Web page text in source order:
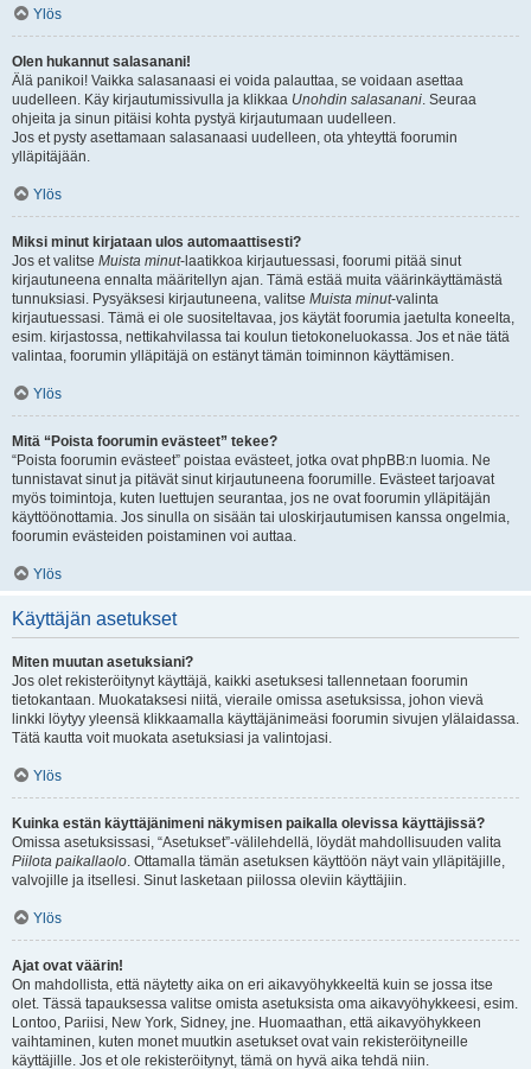
Ylös
Olen hukannut salasanani!
Älä panikoi! Vaikka salasanaasi ei voida palauttaa, se voidaan asettaa
uudelleen. Käy kirjautumissivulla ja klikkaa Unohdin salasanani. Seuraa
ohjeita ja sinun pitäisi kohta pystyä kirjautumaan uudelleen.
Jos et pysty asettamaan salasanaasi uudelleen, ota yhteyttä foorumin
ylläpitäjään.
Ylös
Miksi minut kirjataan ulos automaattisesti?
Jos et valitse Muista minut-laatikkoa kirjautuessasi, foorumi pitää sinut
kirjautuneena ennalta määritellyn ajan. Tämä estää muita väärinkäyttämästä
tunnuksiasi. Pysyäksesi kirjautuneena, valitse Muista minut-valinta
kirjautuessasi. Tämä ei ole suositeltavaa, jos käytät foorumia jaetulta koneelta,
esim. kirjastossa, nettikahvilassa tai koulun tietokoneluokassa. Jos et näe tätä
valintaa, foorumin ylläpitäjä on estänyt tämän toiminnon käyttämisen.
Ylös
Mitä “Poista foorumin evästeet” tekee?
“Poista foorumin evästeet” poistaa evästeet, jotka ovat phpBB:n luomia. Ne
tunnistavat sinut ja pitävät sinut kirjautuneena foorumille. Evästeet tarjoavat
myös toimintoja, kuten luettujen seurantaa, jos ne ovat foorumin ylläpitäjän
käyttöönottamia. Jos sinulla on sisään tai uloskirjautumisen kanssa ongelmia,
foorumin evästeiden poistaminen voi auttaa.
Ylös
Käyttäjän asetukset
Miten muutan asetuksiani?
Jos olet rekisteröitynyt käyttäjä, kaikki asetuksesi tallennetaan foorumin
tietokantaan. Muokataksesi niitä, vieraile omissa asetuksissa, johon vievä
linkki löytyy yleensä klikkaamalla käyttäjänimeäsi foorumin sivujen ylälaidassa.
Tätä kautta voit muokata asetuksiasi ja valintojasi.
Ylös
Kuinka estän käyttäjänimeni näkymisen paikalla olevissa käyttäjissä?
Omissa asetuksissasi, “Asetukset”-välilehdellä, löydät mahdollisuuden valita
Piilota paikallaolo. Ottamalla tämän asetuksen käyttöön näyt vain ylläpitäjille,
valvojille ja itsellesi. Sinut lasketaan piilossa oleviin käyttäjiin.
Ylös
Ajat ovat väärin!
On mahdollista, että näytetty aika on eri aikavyöhykkeeltä kuin se jossa itse
olet. Tässä tapauksessa valitse omista asetuksista oma aikavyöhykkeesi, esim.
Lontoo, Pariisi, New York, Sidney, jne. Huomaathan, että aikavyöhykkeen
vaihtaminen, kuten monet muutkin asetukset ovat vain rekisteröityneille
käyttäjille. Jos et ole rekisteröitynyt, tämä on hyvä aika tehdä niin.